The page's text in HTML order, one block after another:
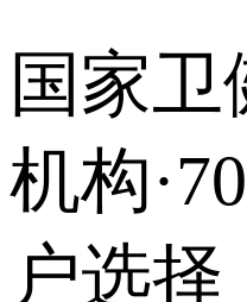
国家
机构
户选择